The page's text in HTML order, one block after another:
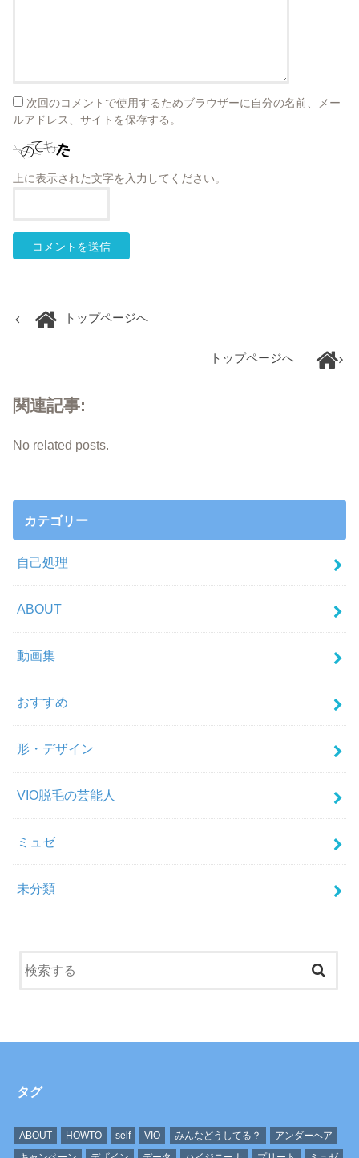
次回のコメントで使用するためブラウザーに自分の名前、メー
ルアドレス、サイトを保存する。
上に表示された文字を入力してください。
トップページへ
トップページへ
関連記事:
No related posts.
カテゴリー
自己処理
ABOUT
動画集
おすすめ
形・デザイン
VIO脱毛の芸能人
ミュゼ
未分類
タグ
ABOUT HOWTO self VIO みんなどうしてる？
アンダーヘア